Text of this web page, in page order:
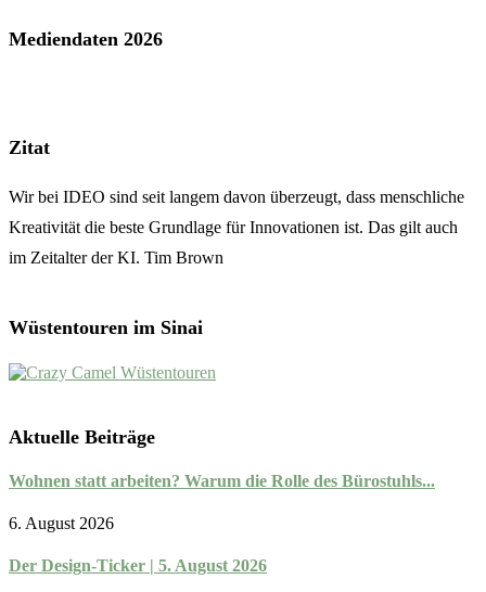
Mediendaten 2026
Zitat
Wir bei IDEO sind seit langem davon überzeugt, dass menschliche
Kreativität die beste Grundlage für Innovationen ist. Das gilt auch
im Zeitalter der KI. Tim Brown
Wüstentouren im Sinai
Aktuelle Beiträge
Wohnen statt arbeiten? Warum die Rolle des Bürostuhls...
6. August 2026
Der Design-Ticker | 5. August 2026